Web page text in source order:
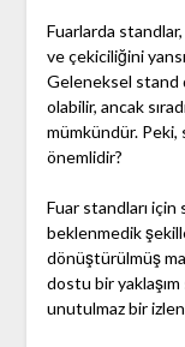
Fuarlarda
ve çekiciliğini
Geleneksel stand
olabilir, ancak
mümkündür. Peki,
önemlidir?
Fuar standları için
beklenmedik
dönüştürülmüş
dostu bir
unutulmaz bir